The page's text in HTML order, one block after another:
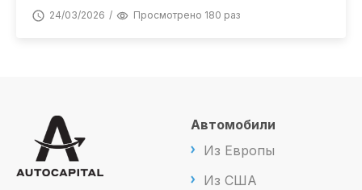
24/03/2026 Просмотрено 180 раз
Автомобили
Из Европы
Из США